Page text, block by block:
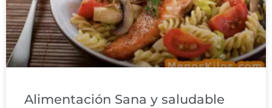
Alimentación Sana y saludable